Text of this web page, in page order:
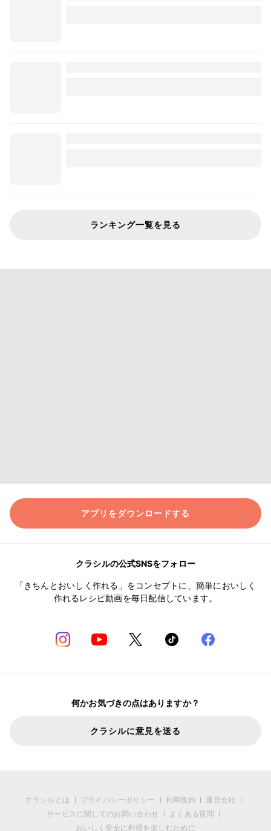
ランキング一覧を見る
アプリをダウンロードする
クラシルの公式SNSをフォロー
「きちんとおいしく作れる」をコンセプトに、簡単においしく
作れるレシピ動画を毎日配信しています。
何かお気づきの点はありますか？
クラシルに意見を送る
クラシルとは プライバシーポリシー 利用規約
運営会社
サービスに関してのお問い合わせ
よくある質問
おいしく安全に料理を楽しむために